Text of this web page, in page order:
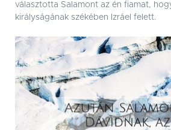
választotta Salamont az én fiamat,
királyságának székében Izráel felett.